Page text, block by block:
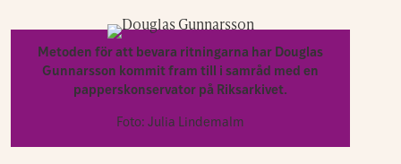
Metoden för att bevara ritningarna har Douglas
Gunnarsson kommit fram till i samråd med en
papperskonservator på Riksarkivet.
Foto: Julia Lindemalm